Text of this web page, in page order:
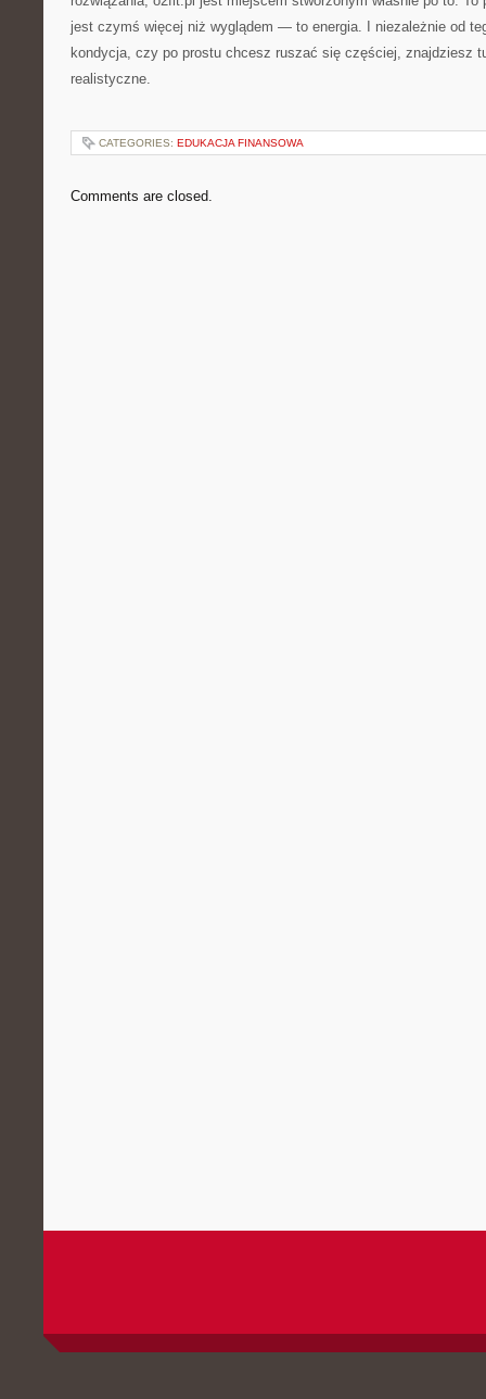
jest czymś więcej niż wyglądem — to energia. I niezależnie od
kondycja, czy po prostu chcesz ruszać się częściej, znajdziesz
realistyczne.
CATEGORIES: EDUKACJA FINANSOWA
Comments are closed.